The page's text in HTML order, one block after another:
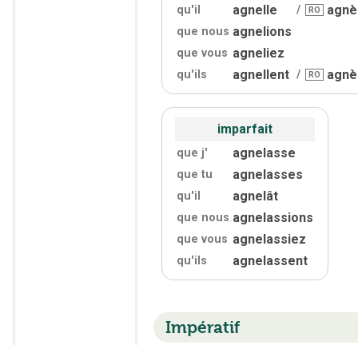
qu'il agnelle / RO
que nous agnelions
que vous agneliez
qu'ils agnellent / RO
imparfait
que j' agnelasse
que tu agnelasses
qu'il agnelât
que nous agnelassions
que vous agnelassiez
qu'ils agnelassent
Impératif